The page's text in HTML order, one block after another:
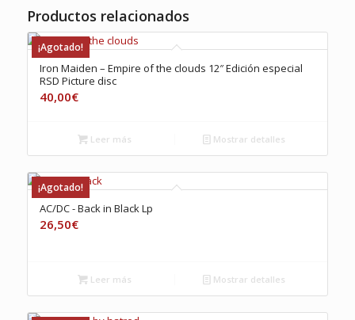
Productos relacionados
¡Agotado!
Iron Maiden – Empire of the clouds 12″ Edición especial
RSD Picture disc
40,00€
Leer más Mostrar detalles
¡Agotado!
AC/DC ‎- Back in Black Lp
26,50€
Leer más Mostrar detalles